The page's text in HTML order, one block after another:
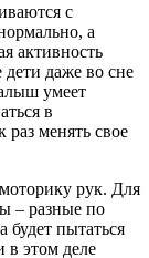
с
а
активность
дети даже во сне
умеет
в
менять свое
рук. Для
– разные по
пытаться
в этом деле